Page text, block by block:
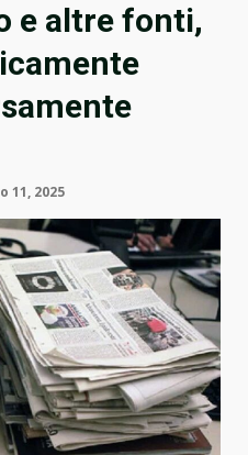
e altre fonti,
11, 2025